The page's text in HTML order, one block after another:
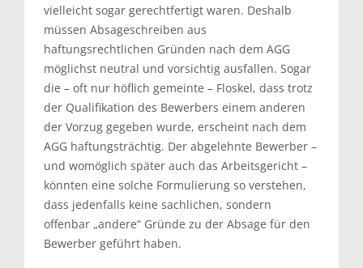
vielleicht sogar gerechtfertigt waren. Deshalb
müssen Absageschreiben aus
haftungsrechtlichen Gründen nach dem AGG
möglichst neutral und vorsichtig ausfallen. Sogar
die – oft nur höflich gemeinte – Floskel, dass trotz
der Qualifikation des Bewerbers einem anderen
der Vorzug gegeben wurde, erscheint nach dem
AGG haftungsträchtig. Der abgelehnte Bewerber –
und womöglich später auch das Arbeitsgericht –
könnten eine solche Formulierung so verstehen,
dass jedenfalls keine sachlichen, sondern
offenbar „andere“ Gründe zu der Absage für den
Bewerber geführt haben.